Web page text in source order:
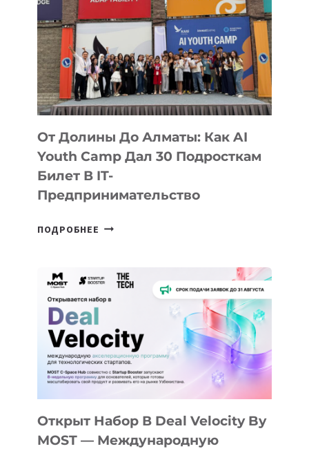
От Долины До Алматы: Как AI
Youth Camp Дал 30 Подросткам
Билет В IT-
Предпринимательство
ПОДРОБНЕЕ ОТ
АЛМАТЫ:
КАК
AI
YOUTH
CAMP
ДАЛ
30
ПОДРОСТКАМ
БИЛЕТ
В
Открыт Набор В Deal Velocity By
MOST — Международную